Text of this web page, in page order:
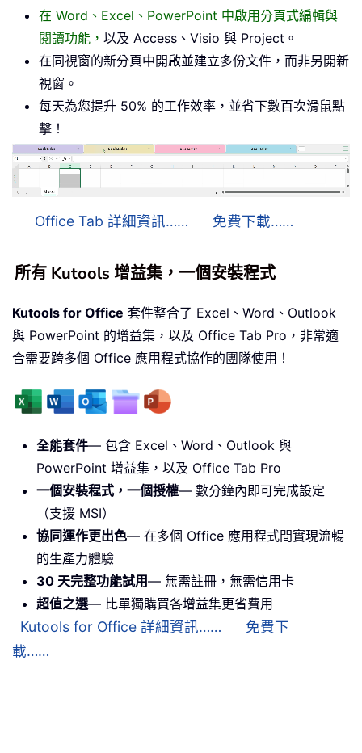
在 Word、Excel、PowerPoint 中啟用分頁式編輯與
閱讀功能， 以及 Access、Visio 與 Project。
在同視窗的新分頁中開啟並建立多份文件，而非另開新
視窗。
每天為您提升 50% 的工作效率，並省下數百次滑鼠點
擊！
Office Tab 詳細資訊…… 免費下載……
所有 Kutools 增益集，一個安裝程式
Kutools for Office 套件整合了 Excel、Word、Outlook
與 PowerPoint 的增益集，以及 Office Tab Pro，非常適
合需要跨多個 Office 應用程式協作的團隊使用！
全能套件— 包含 Excel、Word、Outlook 與
PowerPoint 增益集，以及 Office Tab Pro
一個安裝程式，一個授權— 數分鐘內即可完成設定
（支援 MSI）
協同運作更出色— 在多個 Office 應用程式間實現流暢
的生產力體驗
30 天完整功能試用— 無需註冊，無需信用卡
超值之選— 比單獨購買各增益集更省費用
Kutools for Office 詳細資訊……
免費下
載……